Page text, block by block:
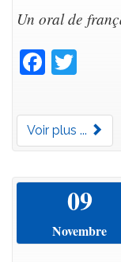
Un oral de
Voir plus ...
09
Novembre